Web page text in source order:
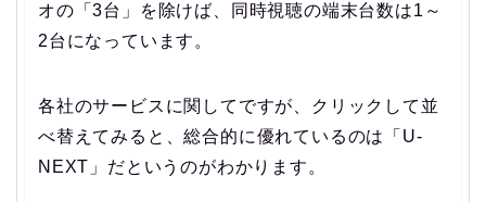
オの「3台」を除けば、同時視聴の端末台数は1～
2台になっています。
各社のサービスに関してですが、クリックして並
べ替えてみると、総合的に優れているのは「U-
NEXT」だというのがわかります。